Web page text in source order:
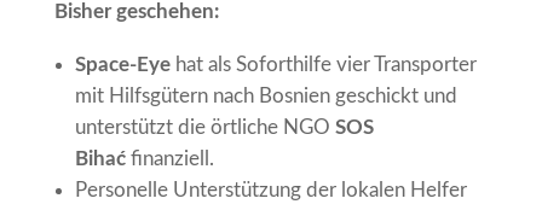
Bisher geschehen:
Space-Eyehat als Soforthilfe vier Transporter
mit Hilfsgütern nach Bosnien geschickt und
unterstützt die örtliche NGO SOS
Bihaćfinanziell.
Personelle Unterstützung der lokalen Helfer